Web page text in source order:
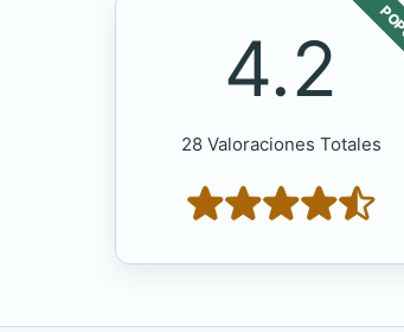
4.2
28 Valoraciones Totales